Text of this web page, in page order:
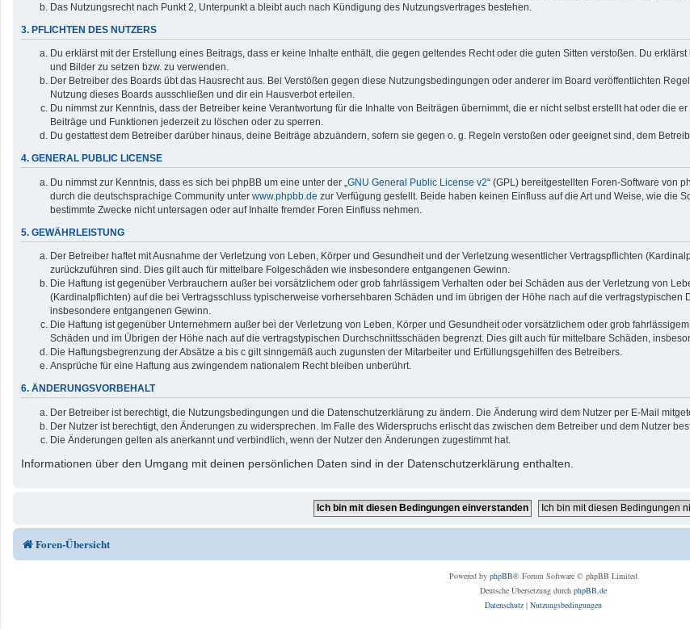
Das Nutzungsrecht nach Punkt 2, Unterpunkt a bleibt auch nach Kündigung des Nutzungsvertrages bestehen.
3. PFLICHTEN DES NUTZERS
Du erklärst mit der Erstellung eines Beitrags, dass er keine Inhalte enthält, die gegen geltendes Recht oder die guten Sitten verstoßen. Du
und Bilder zu setzen bzw. zu verwenden.
Der Betreiber des Boards übt das Hausrecht aus. Bei Verstößen gegen diese Nutzungsbedingungen oder anderer im Board veröffentlichten
Nutzung dieses Boards ausschließen und dir ein Hausverbot erteilen.
Du nimmst zur Kenntnis, dass der Betreiber keine Verantwortung für die Inhalte von Beiträgen übernimmt, die er nicht selbst erstellt hat oder die
Beiträge und Funktionen jederzeit zu löschen oder zu sperren.
Du gestattest dem Betreiber darüber hinaus, deine Beiträge abzuändern, sofern sie gegen o. g. Regeln verstoßen oder geeignet sind, dem
4. GENERAL PUBLIC LICENSE
Du nimmst zur Kenntnis, dass es sich bei phpBB um eine unter der „ GNU General Public License v2“ (GPL) bereitgestellten Foren-Software von
durch die deutschsprachige Community unter www.phpbb.de zur Verfügung gestellt. Beide haben keinen Einfluss auf die Art und Weise, wie die
bestimmte Zwecke nicht untersagen oder auf Inhalte fremder Foren Einfluss nehmen.
5. GEWÄHRLEISTUNG
Der Betreiber haftet mit Ausnahme der Verletzung von Leben, Körper und Gesundheit und der Verletzung wesentlicher Vertragspflichten
zurückzuführen sind. Dies gilt auch für mittelbare Folgeschäden wie insbesondere entgangenen Gewinn.
Die Haftung ist gegenüber Verbrauchern außer bei vorsätzlichem oder grob fahrlässigem Verhalten oder bei Schäden aus der Verletzung von
(Kardinalpflichten) auf die bei Vertragsschluss typischerweise vorhersehbaren Schäden und im übrigen der Höhe nach auf die
insbesondere entgangenen Gewinn.
Die Haftung ist gegenüber Unternehmern außer bei der Verletzung von Leben, Körper und Gesundheit oder vorsätzlichem oder grob
Schäden und im Übrigen der Höhe nach auf die vertragstypischen Durchschnittsschäden begrenzt. Dies gilt auch für mittelbare Schäden,
Die Haftungsbegrenzung der Absätze a bis c gilt sinngemäß auch zugunsten der Mitarbeiter und Erfüllungsgehilfen des Betreibers.
Ansprüche für eine Haftung aus zwingendem nationalem Recht bleiben unberührt.
6. ÄNDERUNGSVORBEHALT
Der Betreiber ist berechtigt, die Nutzungsbedingungen und die Datenschutzerklärung zu ändern. Die Änderung wird dem Nutzer per E-Mail
Der Nutzer ist berechtigt, den Änderungen zu widersprechen. Im Falle des Widerspruchs erlischt das zwischen dem Betreiber und dem Nutzer
Die Änderungen gelten als anerkannt und verbindlich, wenn der Nutzer den Änderungen zugestimmt hat.
Informationen über den Umgang mit deinen persönlichen Daten sind in der Datenschutzerklärung enthalten.
Foren-Übersicht
Powered by phpBB® Forum Software © phpBB Limited
Deutsche Übersetzung durch phpBB.de
Datenschutz| Nutzungsbedingungen